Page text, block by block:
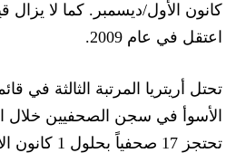
كانون الأول/ديسمبر. كما لا يزال
اعتقل في عام 2009.
تحتل أريتريا المرتبة الثالثة في
تحتجز 17